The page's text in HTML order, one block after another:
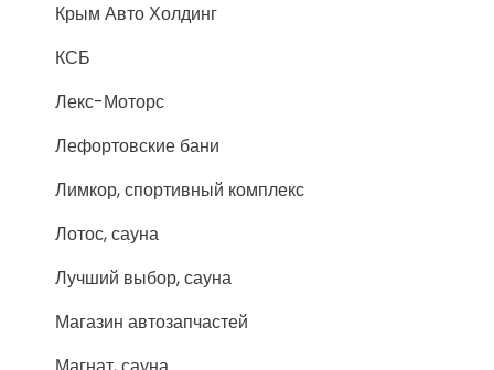
Крым Авто Холдинг
КСБ
Лекс-Моторс
Лефортовские бани
Лимкор, спортивный комплекс
Лотос, сауна
Лучший выбор, сауна
Магазин автозапчастей